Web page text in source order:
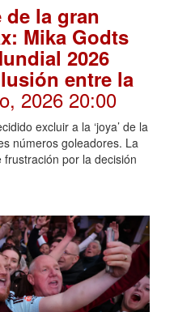
la gran
Mika Godts
2026
entre la
2026 20:00
excluir a la ‘joya’ de la
números goleadores. La
por la decisión